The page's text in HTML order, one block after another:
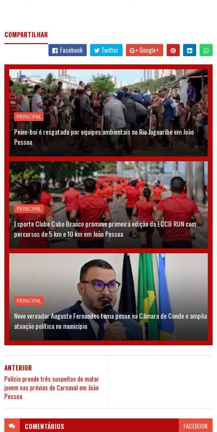
COMPARTILHAR
Facebook
Twitter Google+
PRINCIPAL
Peixe-boi é resgatado por equipes ambientais no Rio Jaguaribe em João
Pessoa
PRINCIPAL
Esporte Clube Cabo Branco promove primeira edição da ECCB RUN com
percursos de 5 km e 10 km em João Pessoa
PRINCIPAL
Novo vereador Augusto Fernandes toma posse na Câmara de Conde e amplia
atuação política no município
ANTERIOR
Polícia prende três suspeitos de matar
jovem nas prévias de Carnaval em João
Pessoa
COMENTÁRIOS FACEBOOK